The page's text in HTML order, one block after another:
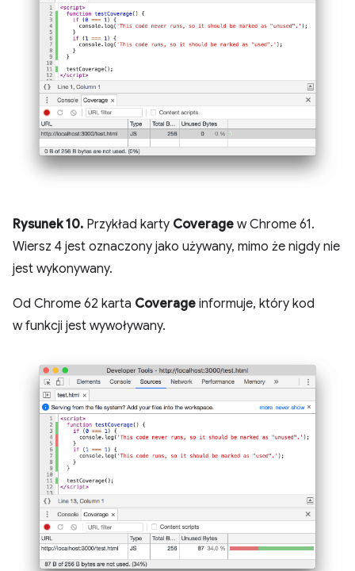
Rysunek 10. Przykład karty Coverage w Chrome 61.
Wiersz 4 jest oznaczony jako używany, mimo że nigdy nie
jest wykonywany.
Od Chrome 62 karta Coverage informuje, który kod
w funkcji jest wywoływany.